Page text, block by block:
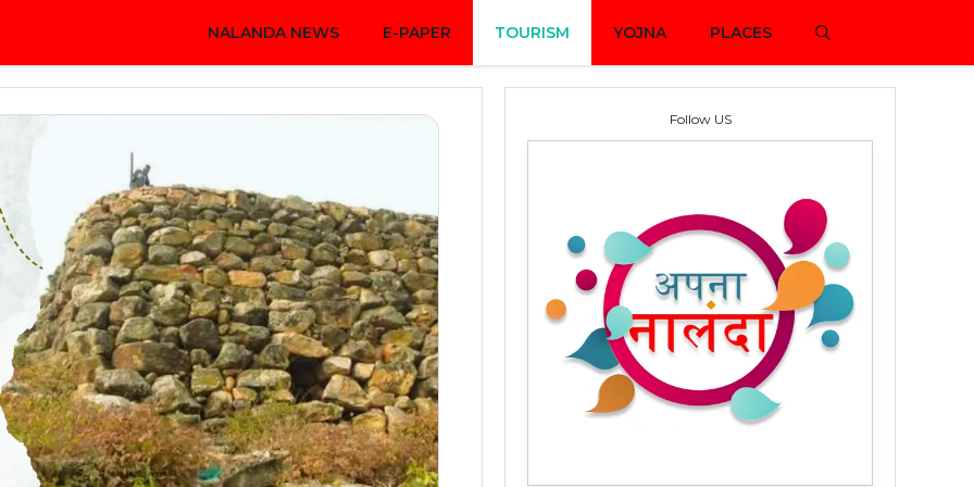
NALANDA NEWS E-PAPER TOURISM YOJNA PLACES
Follow US